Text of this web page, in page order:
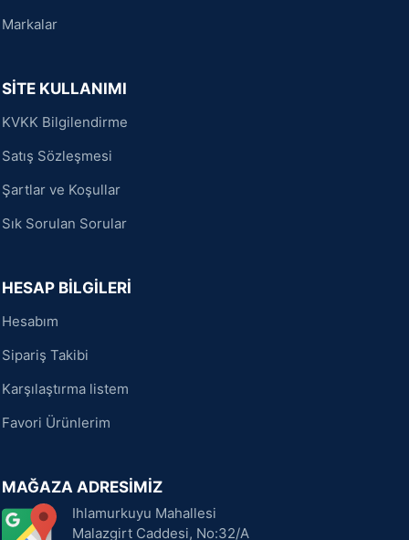
Markalar
SİTE KULLANIMI
KVKK Bilgilendirme
Satış Sözleşmesi
Şartlar ve Koşullar
Sık Sorulan Sorular
HESAP BİLGİLERİ
Hesabım
Sipariş Takibi
Karşılaştırma listem
Favori Ürünlerim
MAĞAZA ADRESİMİZ
Ihlamurkuyu Mahallesi
Malazgirt Caddesi, No:32/A